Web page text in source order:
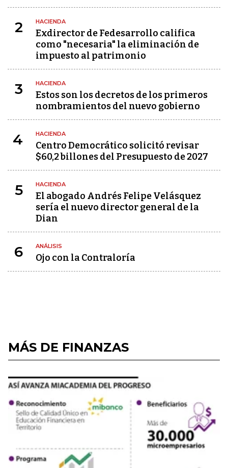
2 HACIENDA
Exdirector de Fedesarrollo califica
como "necesaria" la eliminación de
impuesto al patrimonio
3 HACIENDA
Estos son los decretos de los primeros
nombramientos del nuevo gobierno
4 HACIENDA
Centro Democrático solicitó revisar
$60,2 billones del Presupuesto de 2027
5 HACIENDA
El abogado Andrés Felipe Velásquez
sería el nuevo director general de la
Dian
6 ANÁLISIS
Ojo con la Contraloría
MÁS DE FINANZAS